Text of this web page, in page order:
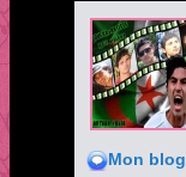
Mon blog